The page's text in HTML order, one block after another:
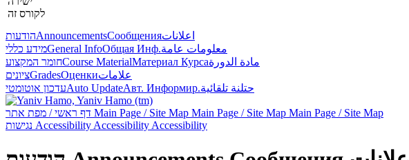
לקורס זה
הודעותAnnouncementsСообщенияاعلانات
מידע כלליGeneral InfoОбщая Инф.معلومات عامة
חומר המקצועCourse MaterialМатериал Курсаمادة الدورة
ציוניםGradesОценкиعلامات
עדכון אוטומטיAuto UpdateАвт. Информир.حتلنة تلقائية
Main Page / Site Map Main Page / Site Map Main Page / Site Map
Accessibility Accessibility Accessibility